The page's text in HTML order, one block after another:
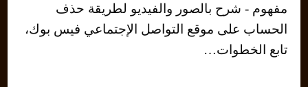
مفهوم - شرح بالصور والفيديو لطريقة حذف
الحساب على موقع التواصل الإجتماعي فيس بوك،
تابع الخطوات…